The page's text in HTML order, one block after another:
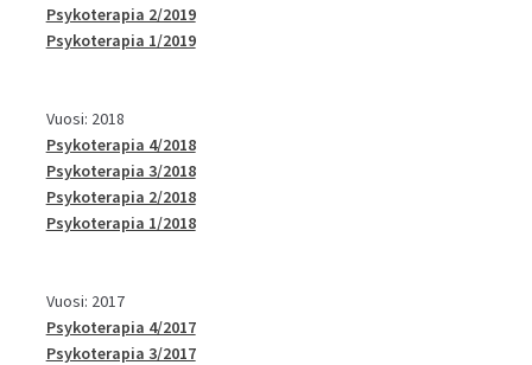
Psykoterapia 2/2019
Psykoterapia 1/2019
Vuosi: 2018
Psykoterapia 4/2018
Psykoterapia 3/2018
Psykoterapia 2/2018
Psykoterapia 1/2018
Vuosi: 2017
Psykoterapia 4/2017
Psykoterapia 3/2017